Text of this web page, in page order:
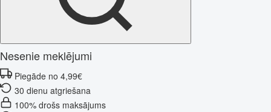
Nesenie meklējumi
Piegāde no 4,99€
30 dienu atgriešana
100% drošs maksājums